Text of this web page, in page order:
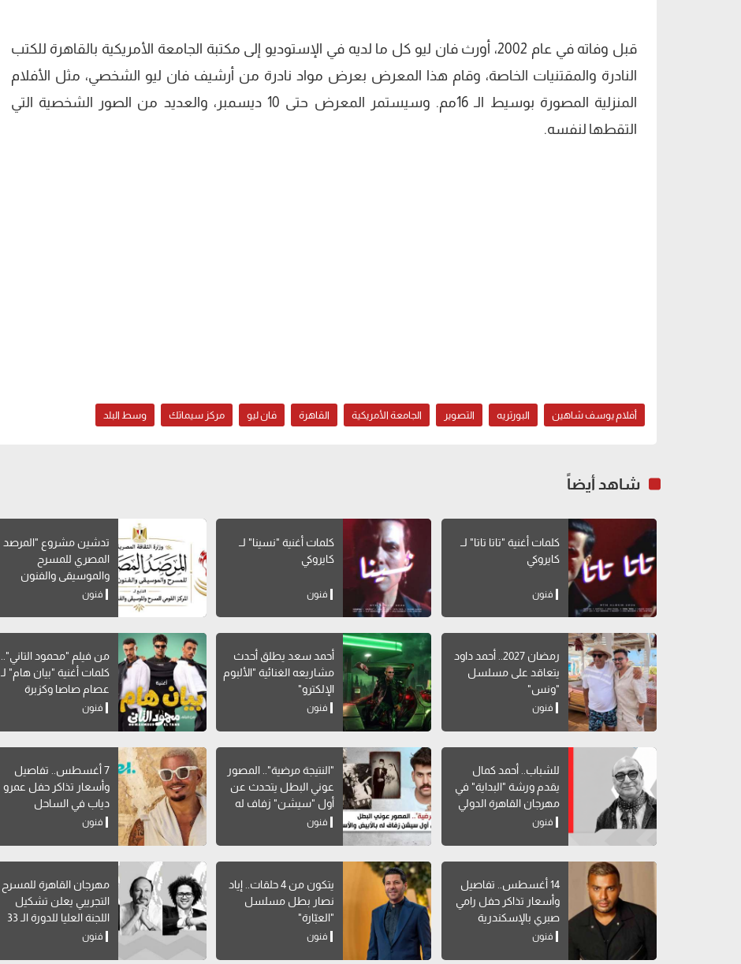
قبل وفاته في عام 2002، أورث فان ليو كل ما لديه في الإستوديو إلى مكتبة الجامعة الأمريكية بالقاهرة للكتب
النادرة والمقتنيات الخاصة، وقام هذا المعرض بعرض مواد نادرة من أرشيف فان ليو الشخصي، مثل الأفلام
المنزلية المصورة بوسيط الـ 16مم. وسيستمر المعرض حتى 10 ديسمبر، والعديد من الصور الشخصية التي
التقطها لنفسه.
أفلام يوسف شاهين البورتريه التصوير الجامعة الأمريكية القاهرة فان ليو مركز سيماتك وسط البلد
شاهد أيضاً
كلمات أغنية "تاتا تاتا" لــ
كايروكي
فنون
كلمات أغنية "نسينا" لــ
كايروكي
فنون
تدشين مشروع "المرصد
المصري للمسرح
والموسيقى والفنون
الشعبية"
فنون
رمضان 2027.. أحمد داود
يتعاقد على مسلسل
"ونس"
فنون
أحمد سعد يطلق أحدث
مشاريعه الغنائية "الألبوم
الإلكترو"
فنون
من فيلم "محمود التاني"..
كلمات أغنية "بيان هام" لـ
عصام صاصا وكزبرة
فنون
للشباب.. أحمد كمال
يقدم ورشة "البداية" في
مهرجان القاهرة الدولي
للمسرح التجريبي
فنون
"النتيجة مرضية".. المصور
عوني البطل يتحدث عن
أول "سيشن" زفاف له
بالأبيض والأسود
فنون
7 أغسطس.. تفاصيل
وأسعار تذاكر حفل عمرو
دياب في الساحل
فنون
14 أغسطس.. تفاصيل
وأسعار تذاكر حفل رامي
صبري بالإسكندرية
فنون
يتكون من 4 حلقات.. إياد
نصار بطل مسلسل
"العبّارة"
فنون
مهرجان القاهرة للمسرح
التجريبي يعلن تشكيل
اللجنة العليا للدورة الـ 33
فنون